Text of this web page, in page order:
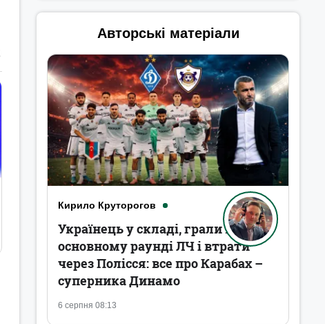
Авторські матеріали
Кирило Круторогов
6 серпня 08:13
Українець у складі, грали в
основному раунді ЛЧ і втрати
через Полісся: все про Карабах –
суперника Динамо